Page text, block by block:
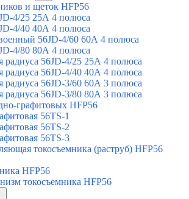
и щеток HFP56
4/25 25А 4 полюса
4/40 40А 4 полюса
56JD-4/60 60А 4 полюса
4/80 80А 4 полюса
радиуса 56JD-4/25 25А 4 полюса
радиуса 56JD-4/40 40А 4 полюса
радиуса 56JD-3/60 60А 3 полюса
радиуса 56JD-3/80 80А 3 полюса
графитовых HFP56
56TS-1
56TS-2
56TS-3
токосъемника (раструб) HFP56
HFP56
токосъемника HFP56